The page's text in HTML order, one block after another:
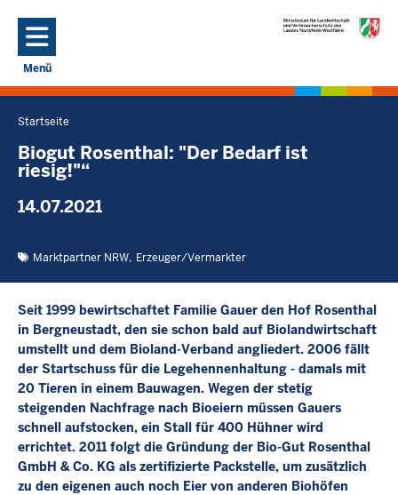
Menü
Navigation aktivieren/deaktivieren: Hauptmenü
Sie
befinden
sich
Startseite
Biogut Rosenthal: "Der Bedarf ist
riesig!"“
14.07.2021
Marktpartner NRW Erzeuger/Vermarkter
Seit 1999 bewirtschaftet Familie Gauer den Hof Rosenthal
in Bergneustadt, den sie schon bald auf Biolandwirtschaft
umstellt und dem Bioland-Verband angliedert. 2006 fällt
der Startschuss für die Legehennenhaltung - damals mit
20 Tieren in einem Bauwagen. Wegen der stetig
steigenden Nachfrage nach Bioeiern müssen Gauers
schnell aufstocken, ein Stall für 400 Hühner wird
errichtet. 2011 folgt die Gründung der Bio-Gut Rosenthal
GmbH & Co. KG als zertifizierte Packstelle, um zusätzlich
zu den eigenen auch noch Eier von anderen Biohöfen